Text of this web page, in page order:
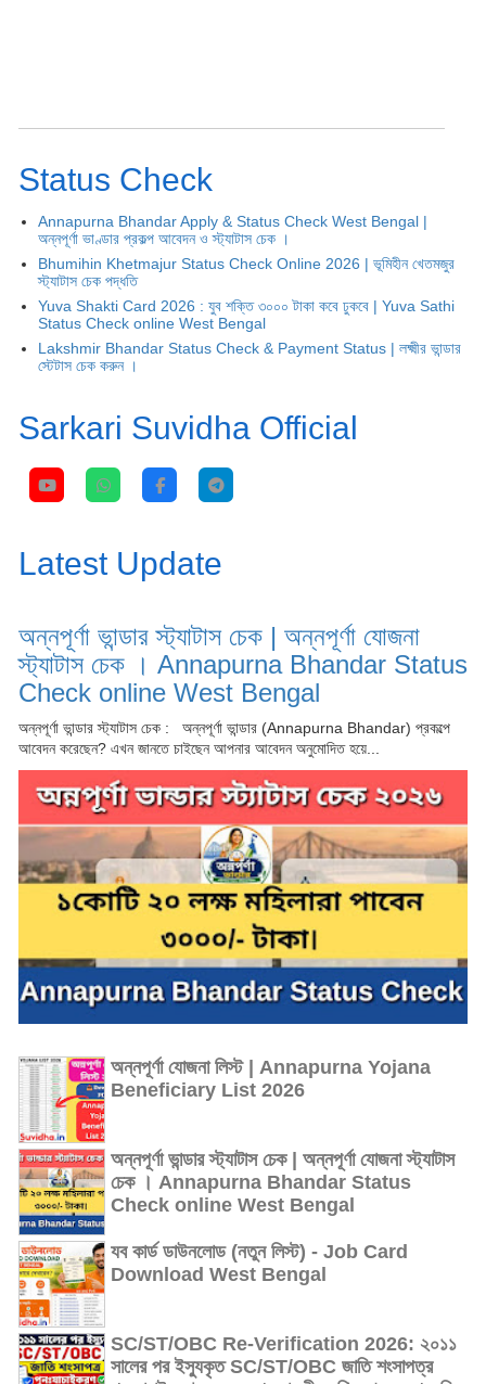
Status Check
Annapurna Bhandar Apply & Status Check West Bengal |
অন্নপূর্ণা ভাণ্ডার প্রকল্প আবেদন ও স্ট্যাটাস চেক ।
Bhumihin Khetmajur Status Check Online 2026 | ভূমিহীন খেতমজুর
স্ট্যাটাস চেক পদ্ধতি
Yuva Shakti Card 2026 : যুব শক্তি ৩০০০ টাকা কবে ঢুকবে | Yuva Sathi
Status Check online West Bengal
Lakshmir Bhandar Status Check & Payment Status | লক্ষ্মীর ভান্ডার
স্টেটাস চেক করুন ।
Sarkari Suvidha Official
Latest Update
অন্নপূর্ণা ভান্ডার স্ট্যাটাস চেক | অন্নপূর্ণা যোজনা
স্ট্যাটাস চেক । Annapurna Bhandar Status
Check online West Bengal
অন্নপূর্ণা ভান্ডার স্ট্যাটাস চেক : অন্নপূর্ণা ভান্ডার (Annapurna Bhandar) প্রকল্পে
আবেদন করেছেন? এখন জানতে চাইছেন আপনার আবেদন অনুমোদিত হয়ে...
অন্নপূর্ণা যোজনা লিস্ট | Annapurna Yojana
Beneficiary List 2026
অন্নপূর্ণা ভান্ডার স্ট্যাটাস চেক | অন্নপূর্ণা যোজনা স্ট্যাটাস
চেক । Annapurna Bhandar Status
Check online West Bengal
যব কার্ড ডাউনলোড (নতুন লিস্ট) - Job Card
Download West Bengal
SC/ST/OBC Re-Verification 2026: ২০১১
সালের পর ইস্যুকৃত SC/ST/OBC জাতি শংসাপত্র